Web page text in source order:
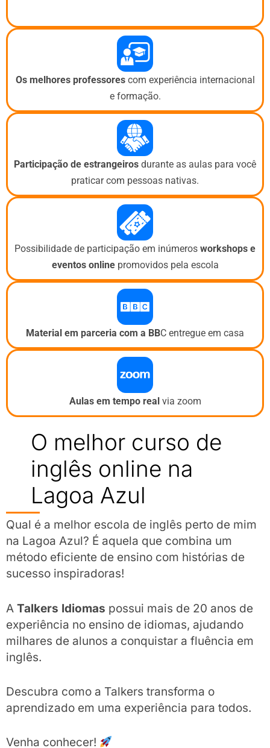
Os melhores professorescom experiência internacional
e formação.
Participação de estrangeiros durante as aulas para você
praticar com pessoas nativas.
Possibilidade de participação em inúmeros workshops e
eventos online promovidos pela escola
Material em parceria com a BBC entregue em casa
Aulas em tempo real via zoom
O melhor curso de
inglês online na
Lagoa Azul
Qual é a melhor escola de inglês perto de mim
na Lagoa Azul? É aquela que combina um
método eficiente de ensino com histórias de
sucesso inspiradoras!
A Talkers Idiomas possui mais de 20 anos de
experiência no ensino de idiomas, ajudando
milhares de alunos a conquistar a fluência em
inglês.
Descubra como a Talkers transforma o
aprendizado em uma experiência para todos.
Venha conhecer!